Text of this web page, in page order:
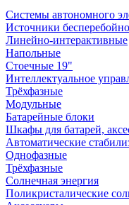
Системы автономного
Источники
Линейно-интерактивные
Напольные
Стоечные 19"
Интеллектуальное
Трёхфазные
Модульные
Батарейные блоки
Шкафы для батарей,
Автоматические
Однофазные
Трёхфазные
Солнечная энергия
Поликристалические